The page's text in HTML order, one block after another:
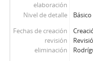
elaboración
Nivel de detalle
Básico
Fechas de creación
revisión
eliminación